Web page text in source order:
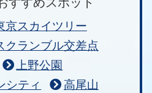
京スカイツリー
クランブル交差点
上野公園
シティ
高尾山